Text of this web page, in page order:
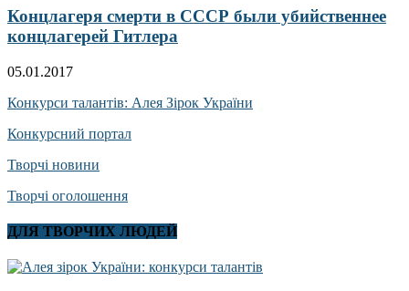
Концлагеря смерти в СССР были убийственнее
концлагерей Гитлера
05.01.2017
Конкурси талантів: Алея Зірок України
Конкурсний портал
Творчі новини
Творчі оголошення
ДЛЯ ТВОРЧИХ ЛЮДЕЙ